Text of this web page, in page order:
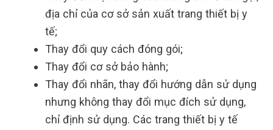
địa chỉ của cơ sở sản xuất trang thiết bị y
tế;
Thay đổi quy cách đóng gói;
Thay đổi cơ sở bảo hành;
Thay đổi nhãn, thay đổi hướng dẫn sử dụng
nhưng không thay đổi mục đích sử dụng,
chỉ định sử dụng. Các trang thiết bị y tế